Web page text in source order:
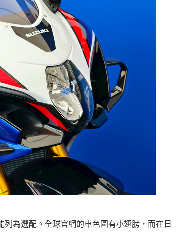
為選配。全球官網的車色圖有小翅膀，而在日